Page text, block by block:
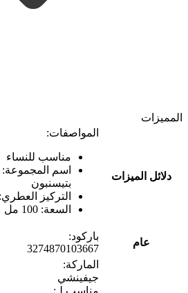
المميزات
دلائل الميزات
المواصفات:
مناسب للنساء
اسم
بتيسنبون
التركيز
السعة: 100 مل
عام
باركود:
3274870103667
الماركة:
جيفينشي
مناسب لـ: